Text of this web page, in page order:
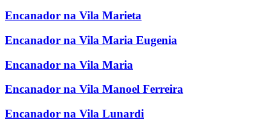
Encanador na Vila Marieta
Encanador na Vila Maria Eugenia
Encanador na Vila Maria
Encanador na Vila Manoel Ferreira
Encanador na Vila Lunardi